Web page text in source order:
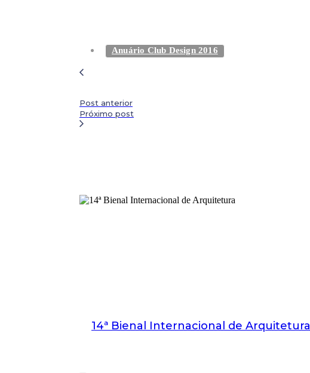
Anuário Club Design 2016
Post anterior
Próximo post
14ª Bienal Internacional de Arquitetura